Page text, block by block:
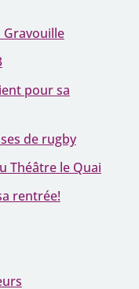
Gravouille
pour sa
de rugby
Théâtre le Quai
rentrée!